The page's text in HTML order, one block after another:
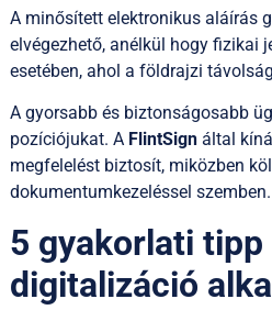
A minősített elektronikus aláírás
elvégezhető, anélkül hogy fizikai
esetében, ahol a földrajzi
A gyorsabb és biztonságosabb
pozíciójukat. A FlintSignáltal
megfelelést biztosít, miközben
dokumentumkezeléssel szemben.
5 gyakorlati
digitalizáció